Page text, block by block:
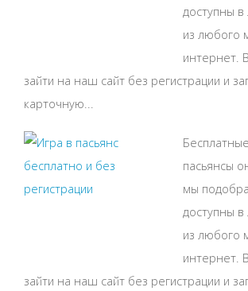
доступны
из любого
интернет.
зайти на наш сайт без регистрации и
карточную...
пасьянсы
мы
доступны
из любого
интернет.
зайти на наш сайт без регистрации и